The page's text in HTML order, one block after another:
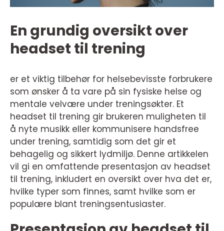
En grundig oversikt over
headset til trening
er et viktig tilbehør for helsebevisste forbrukere
som ønsker å ta vare på sin fysiske helse og
mentale velvære under treningsøkter. Et
headset til trening gir brukeren muligheten til
å nyte musikk eller kommunisere handsfree
under trening, samtidig som det gir et
behagelig og sikkert lydmiljø. Denne artikkelen
vil gi en omfattende presentasjon av headset
til trening, inkludert en oversikt over hva det er,
hvilke typer som finnes, samt hvilke som er
populære blant treningsentusiaster.